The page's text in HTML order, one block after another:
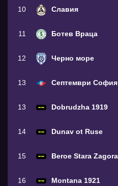
10 Славия
11 Ботев Враца
12 Черно море
13 Септември София
13 Dobrudzha 1919
14 Dunav ot Ruse
15 Beroe Stara Zagora
16 Montana 1921